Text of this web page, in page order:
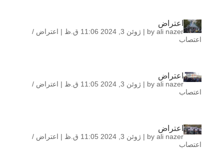
اعتراض
byali nazer
| ژوئن 3, 2024 11:06 ق.ظ | اعتراض /
اعتصاب
اعتراض
byali nazer
| ژوئن 3, 2024 11:05 ق.ظ | اعتراض /
اعتصاب
اعتراض
byali nazer
| ژوئن 3, 2024 11:05 ق.ظ | اعتراض /
اعتصاب